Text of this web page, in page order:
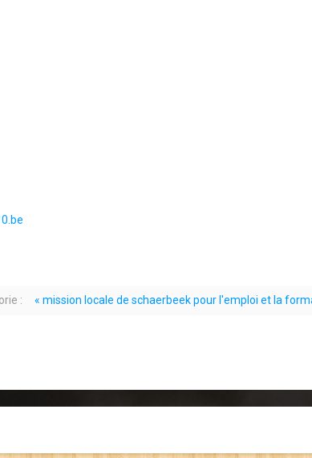
: « mission locale de schaerbeek pour l'emploi et la